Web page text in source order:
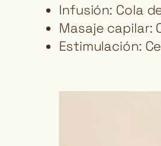
Infusión: Cola
Masaje capilar:
Estimulación: